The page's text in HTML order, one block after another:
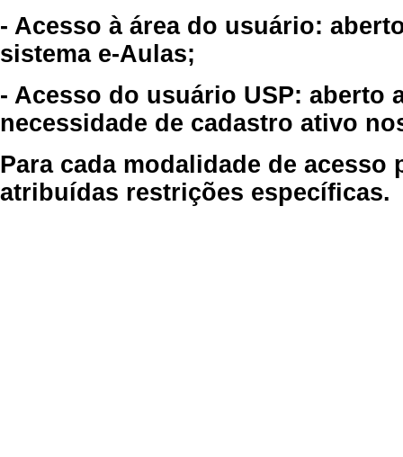
- Acesso à área do usuário:
sistema e-Aulas;
- Acesso do usuário USP: aberto
necessidade de cadastro ativo
Para cada modalidade de
atribuídas restrições específicas.